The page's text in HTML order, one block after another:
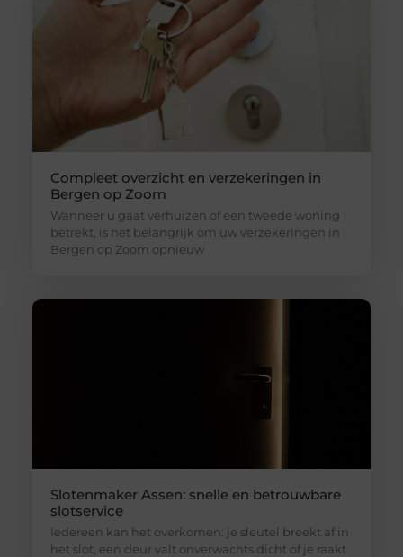
Compleet overzicht en verzekeringen in
Bergen op Zoom
Wanneer u gaat verhuizen of een tweede woning
betrekt, is het belangrijk om uw verzekeringen in
Bergen op Zoom opnieuw
Slotenmaker Assen: snelle en betrouwbare
slotservice
Iedereen kan het overkomen: je sleutel breekt af in
het slot, een deur valt onverwachts dicht of je raakt